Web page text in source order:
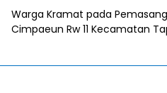
Warga Kramat pada
Cimpaeun Rw 11 Kecamatan